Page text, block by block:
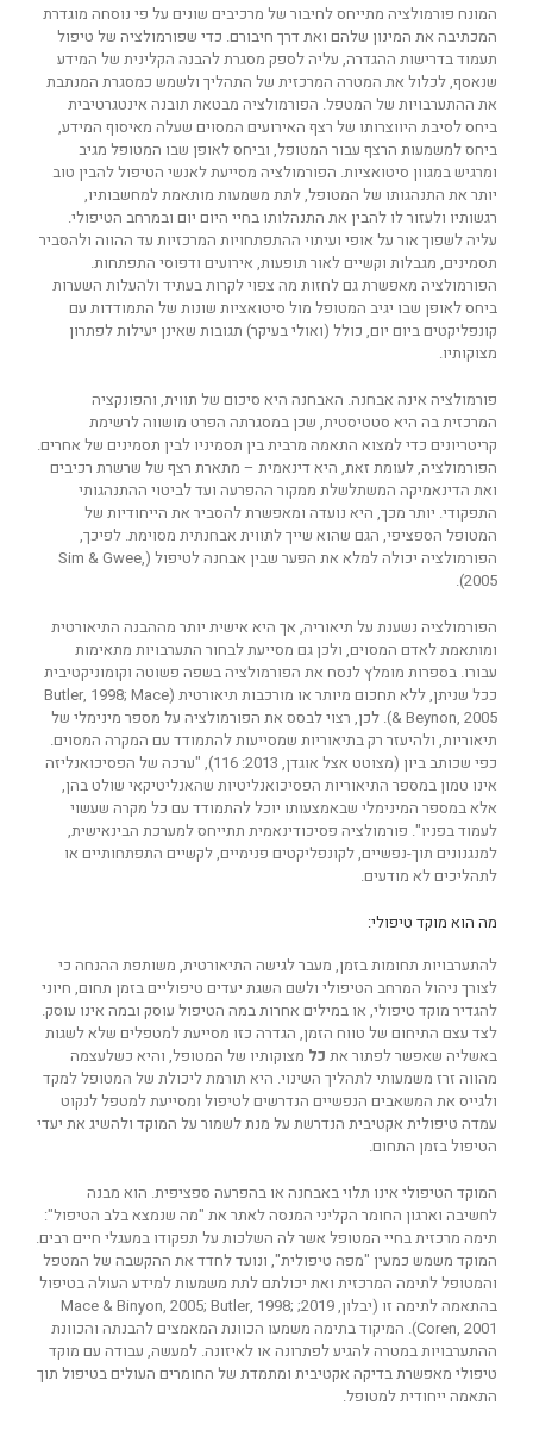
המונח פורמולציה מתייחס לחיבור של מרכיבים שונים על פי נוסחה מוגדרת
המכתיבה את המינון שלהם ואת דרך חיבורם. כדי שפורמולציה של טיפול
תעמוד בדרישות ההגדרה, עליה לספק מסגרת להבנה הקלינית של המידע
שנאסף, לכלול את המטרה המרכזית של התהליך ולשמש כמסגרת המנתבת
את ההתערבויות של המטפל. הפורמולציה מבטאת תובנה אינטגרטיבית
ביחס לסיבת היווצרותו של רצף האירועים המסוים שעלה מאיסוף המידע,
ביחס למשמעות הרצף עבור המטופל, וביחס לאופן שבו המטופל מגיב
ומרגיש במגוון סיטואציות. הפורמולציה מסייעת לאנשי הטיפול להבין טוב
יותר את התנהגותו של המטופל, לתת משמעות מותאמת למחשבותיו,
רגשותיו ולעזור לו להבין את התנהלותו בחיי היום יום ובמרחב הטיפולי.
עליה לשפוך אור על אופי ועיתוי ההתפתחויות המרכזיות עד ההווה ולהסביר
תסמינים, מגבלות וקשיים לאור תופעות, אירועים ודפוסי התפתחות.
הפורמולציה מאפשרת גם לחזות מה צפוי לקרות בעתיד ולהעלות השערות
ביחס לאופן שבו יגיב המטופל מול סיטואציות שונות של התמודדות עם
קונפליקטים ביום יום, כולל (ואולי בעיקר) תגובות שאינן יעילות לפתרון
מצוקותיו.
פורמולציה אינה אבחנה. האבחנה היא סיכום של תווית, והפונקציה
המרכזית בה היא סטטיסטית, שכן במסגרתה הפרט מושווה לרשימת
קריטריונים כדי למצוא התאמה מרבית בין תסמיניו לבין תסמינים של אחרים.
הפורמולציה, לעומת זאת, היא דינאמית – מתארת רצף של שרשרת רכיבים
ואת הדינאמיקה המשתלשלת ממקור ההפרעה ועד לביטוי ההתנהגותי
התפקודי. יותר מכך, היא נועדה ומאפשרת להסביר את הייחודיות של
המטופל הספציפי, הגם שהוא שייך לתווית אבחנתית מסוימת. לפיכך,
הפורמולציה יכולה למלא את הפער שבין אבחנה לטיפול (Sim & Gwee,
2005).
הפורמולציה נשענת על תיאוריה, אך היא אישית יותר מההבנה התיאורטית
ומותאמת לאדם המסוים, ולכן גם מסייעת לבחור התערבויות מתאימות
עבורו. בספרות מומלץ לנסח את הפורמולציה בשפה פשוטה וקומוניקטיבית
ככל שניתן, ללא תחכום מיותר או מורכבות תיאורטית (Butler, 1998; Mace
& Beynon, 2005). לכן, רצוי לבסס את הפורמולציה על מספר מינימלי של
תיאוריות, ולהיעזר רק בתיאוריות שמסייעות להתמודד עם המקרה המסוים.
כפי שכותב ביון (מצוטט אצל אוגדן, 2013: 116), "ערכה של הפסיכואנליזה
אינו טמון במספר התיאוריות הפסיכואנליטיות שהאנליטיקאי שולט בהן,
אלא במספר המינימלי שבאמצעותו יוכל להתמודד עם כל מקרה שעשוי
לעמוד בפניו". פורמולציה פסיכודינאמית תתייחס למערכת הבינאישית,
למנגנונים תוך-נפשיים, לקונפליקטים פנימיים, לקשיים התפתחותיים או
לתהליכים לא מודעים.
מה הוא מוקד טיפולי:
להתערבויות תחומות בזמן, מעבר לגישה התיאורטית, משותפת ההנחה כי
לצורך ניהול המרחב הטיפולי ולשם השגת יעדים טיפוליים בזמן תחום, חיוני
להגדיר מוקד טיפולי, או במילים אחרות במה הטיפול עוסק ובמה אינו עוסק.
לצד עצם התיחום של טווח הזמן, הגדרה כזו מסייעת למטפלים שלא לשגות
באשליה שאפשר לפתור את כל מצוקותיו של המטופל, והיא כשלעצמה
מהווה זרז משמעותי לתהליך השינוי. היא תורמת ליכולת של המטופל למקד
ולגייס את המשאבים הנפשיים הנדרשים לטיפול ומסייעת למטפל לנקוט
עמדה טיפולית אקטיבית הנדרשת על מנת לשמור על המוקד ולהשיג את יעדי
הטיפול בזמן התחום.
המוקד הטיפולי אינו תלוי באבחנה או בהפרעה ספציפית. הוא מבנה
לחשיבה וארגון החומר הקליני המנסה לאתר את "מה שנמצא בלב הטיפול":
תימה מרכזית בחיי המטופל אשר לה השלכות על תפקודו במעגלי חיים רבים.
המוקד משמש כמעין "מפה טיפולית", ונועד לחדד את ההקשבה של המטפל
והמטופל לתימה המרכזית ואת יכולתם לתת משמעות למידע העולה בטיפול
בהתאמה לתימה זו (יבלון, 2019; Mace & Binyon, 2005; Butler, 1998;
Coren, 2001). המיקוד בתימה משמעו הכוונת המאמצים להבנתה והכוונת
ההתערבויות במטרה להגיע לפתרונה או לאיזונה. למעשה, עבודה עם מוקד
טיפולי מאפשרת בדיקה אקטיבית ומתמדת של החומרים העולים בטיפול תוך
התאמה ייחודית למטופל.